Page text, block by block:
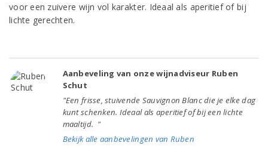
voor een zuivere wijn vol karakter. Ideaal als aperitief of bij
lichte gerechten.
Aanbeveling van onze wijnadviseur Ruben
Schut
"Een frisse, stuivende Sauvignon Blanc die je elke dag
kunt schenken. Ideaal als aperitief of bij een lichte
maaltijd. "
Bekijk alle aanbevelingen van Ruben